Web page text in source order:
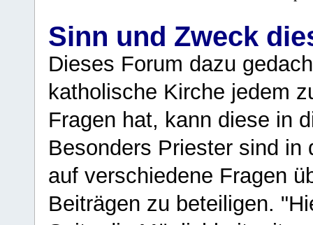
Sinn und Zweck
Dieses Forum dazu
katholische Kirche jedem
Fragen hat, kann diese in
Besonders Priester sind in
auf verschiedene Fragen
Beiträgen zu beteiligen.